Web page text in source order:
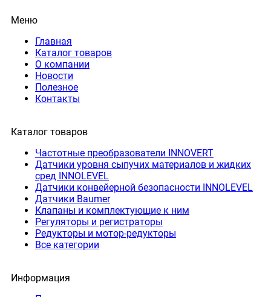
Меню
Главная
Каталог товаров
О компании
Новости
Полезное
Контакты
Каталог товаров
Частотные преобразователи INNOVERT
Датчики уровня сыпучих материалов и жидких
сред INNOLEVEL
Датчики конвейерной безопасности INNOLEVEL
Датчики Baumer
Клапаны и комплектующие к ним
Регуляторы и регистраторы
Редукторы и мотор-редукторы
Все категории
Информация